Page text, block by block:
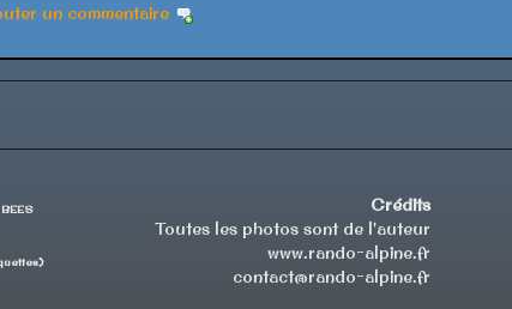
un commentaire
Crédits
Toutes les photos sont de l'auteur
www.rando-alpine.fr
contact@rando-alpine.fr